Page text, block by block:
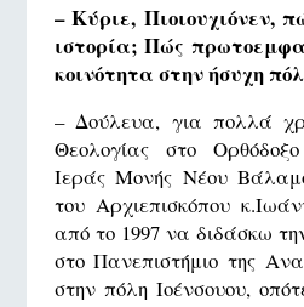
– Κύριε, Πιοιουχιόνεν,
ιστορία; Πώς
κοινότητα στην ήσυχη
– Δούλευα, για πολλά
Θεολογίας στο
Ιεράς Μονής Νέου
του Αρχιεπισκόπου
από το 1997 να διδάσκω
στο Πανεπιστήμιο της
στην πόλη Ιοένσουου,